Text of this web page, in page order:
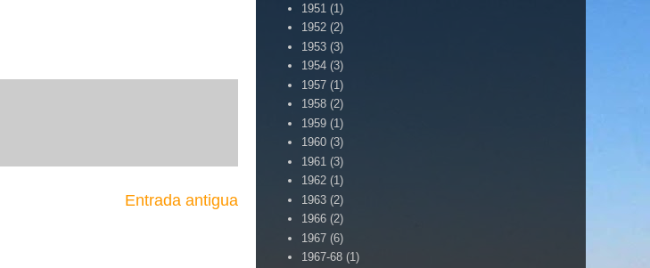
Entrada antigua
1951 (1)
1952 (2)
1953 (3)
1954 (3)
1957 (1)
1958 (2)
1959 (1)
1960 (3)
1961 (3)
1962 (1)
1963 (2)
1966 (2)
1967 (6)
1967-68 (1)